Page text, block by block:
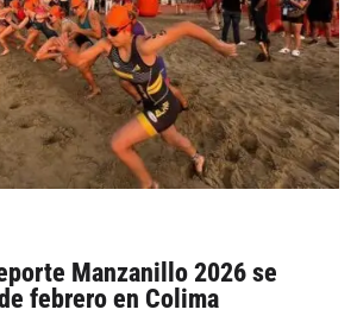
Manzanillo 2026 se
febrero en Colima